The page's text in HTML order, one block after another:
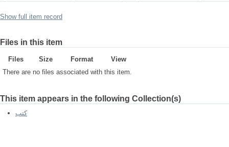
Show full item record
Files in this item
Files Size Format
View
There are no files associated with this item.
This item appears in the following Collection(s)
كتب